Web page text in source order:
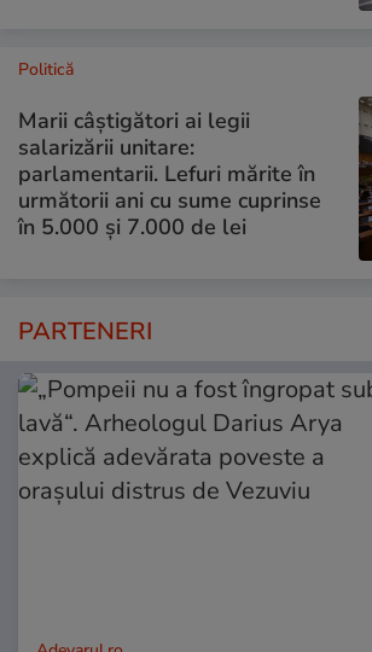
Politică
Marii câștigători ai legii
salarizării unitare:
parlamentarii. Lefuri mărite în
următorii ani cu sume cuprinse
în 5.000 și 7.000 de lei
PARTENERI